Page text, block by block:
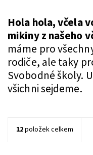
Hola hola, včela
mikiny z našeho
máme pro
rodiče, ale taky
Svobodné školy.
všichni sejdeme.
12položek celkem